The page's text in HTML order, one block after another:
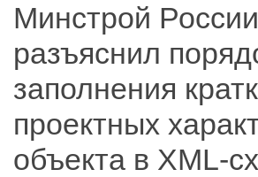
Минстрой России
разъяснил
заполнения
проектных
объекта в XML-